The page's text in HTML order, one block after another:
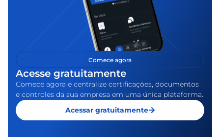
Comece agora
Acesse gratuitamente
Comece agora e centralize certificações, documentos
e controles da sua empresa em uma única plataforma.
Acessar gratuitamente